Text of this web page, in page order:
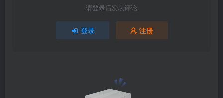
请登录后发表评论
登录 注册